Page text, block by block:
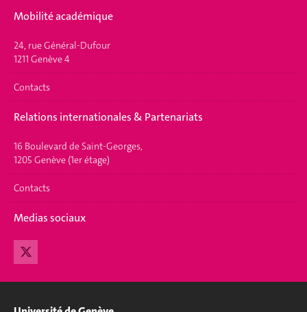
Mobilité académique
24, rue Général-Dufour
1211 Genève 4
Contacts
Relations internationales & Partenariats
16 Boulevard de Saint-Georges,
1205 Genève (1er étage)
Contacts
Medias sociaux